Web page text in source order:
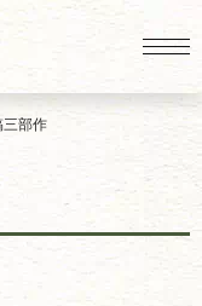
部作